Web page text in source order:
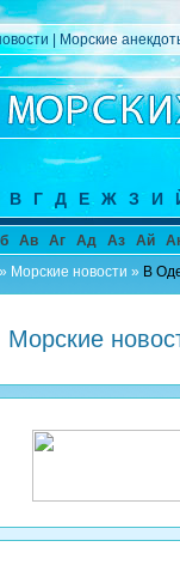
Морские
В Г Д Е Ж З И
Ав Аг Ад Аз Ай
» Морские новости » В
Морские